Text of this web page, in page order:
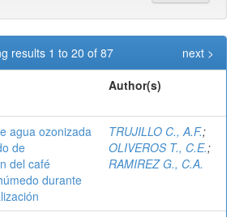
results 1 to 20 of 87
next >
Author(s)
agua ozonizada
de
del café
durante
TRUJILLO C., A.F.;
OLIVEROS T., C.E.;
RAMIREZ G., C.A.